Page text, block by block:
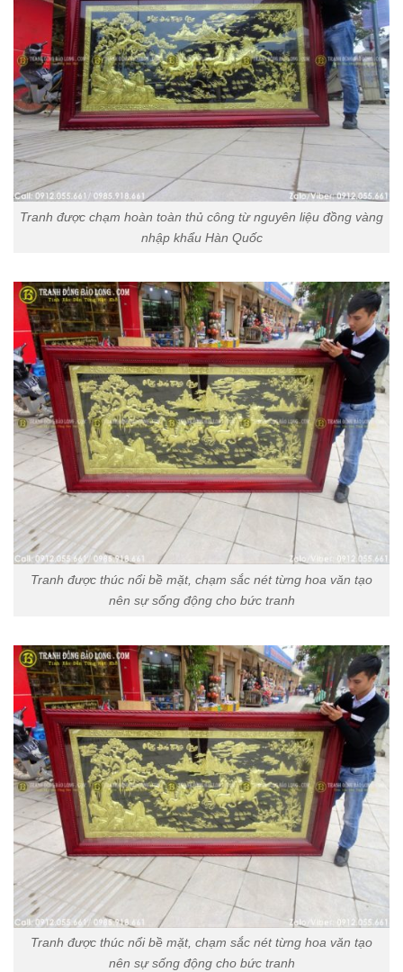
Tranh được chạm hoàn toàn thủ công từ nguyên liệu đồng vàng
nhập khẩu Hàn Quốc
Tranh được thúc nổi bề mặt, chạm sắc nét từng hoa văn tạo
nên sự sống động cho bức tranh
Tranh được thúc nổi bề mặt, chạm sắc nét từng hoa văn tạo
nên sự sống động cho bức tranh